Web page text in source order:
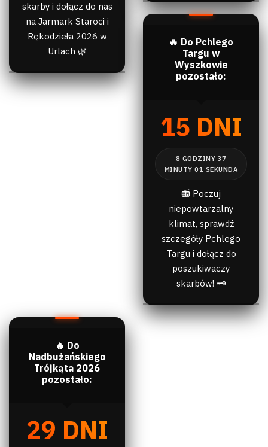
skarby i dołącz do nas
na Jarmark Staroci i
Rękodzieła 2026 w
Urlach 🌿
🔥 Do Pchlego
Targu w
Wyszkowie
pozostało:
15 DNI
📻 Poczuj
niepowtarzalny
klimat, sprawdź
szczegóły Pchlego
Targu i dołącz do
poszukiwaczy
skarbów! 🗝️
🔥 Do
Nadbużańskiego
Trójkąta 2026
pozostało:
29 DNI